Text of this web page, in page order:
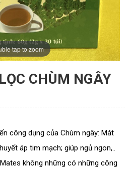
tap to zoom
CHÙM NGÂY
công dụng của Chùm ngây: Mát
áp tim mạch; giúp ngủ ngon,..
không những có những công